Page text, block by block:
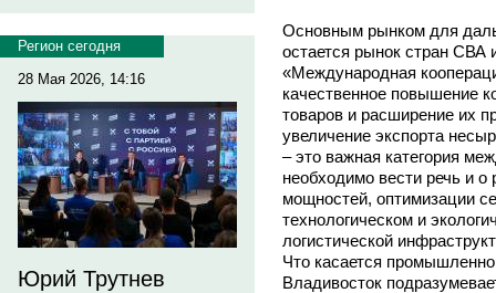
Регион сегодня
28 Мая 2026, 14:16
Юрий Трутнев
Основным рынком для
остается рынок стран СВА
«Международная
качественное повышение
товаров и расширение их
увеличение экспорта
– это важная категория
необходимо вести речь и
мощностей, оптимизации
технологическом и
логистической
Что касается
Владивосток